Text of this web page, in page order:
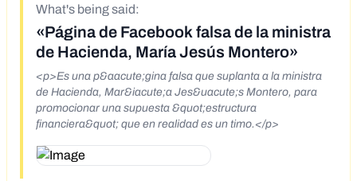
What's being said:
«Página de Facebook falsa de la ministra
de Hacienda, María Jesús Montero»
<p>Es una p&aacute;gina falsa que suplanta a la ministra
de Hacienda, Mar&iacute;a Jes&uacute;s Montero, para
promocionar una supuesta &quot;estructura
financiera&quot; que en realidad es un timo.</p>